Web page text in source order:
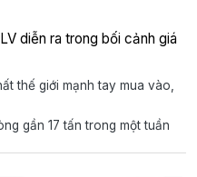
diễn ra trong bối cảnh giá
thế giới mạnh tay mua vào,
gần 17 tấn trong một tuần